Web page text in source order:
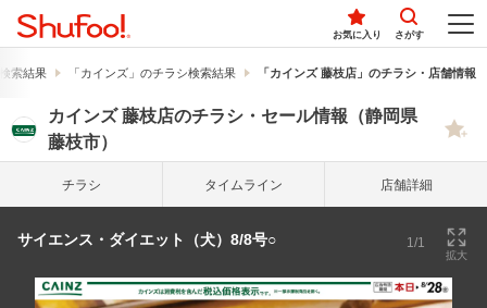
お気に入り さがす
索結果 「カインズ」のチラシ検索結果 「カインズ 藤枝店」のチラシ・店舗情報
カインズ 藤枝店のチラシ・セール情報（静岡県
藤枝市）
チラシ タイム ライン 店舗詳細
サイエンス・ダイエット（犬）8/8号○ 1/1
拡大